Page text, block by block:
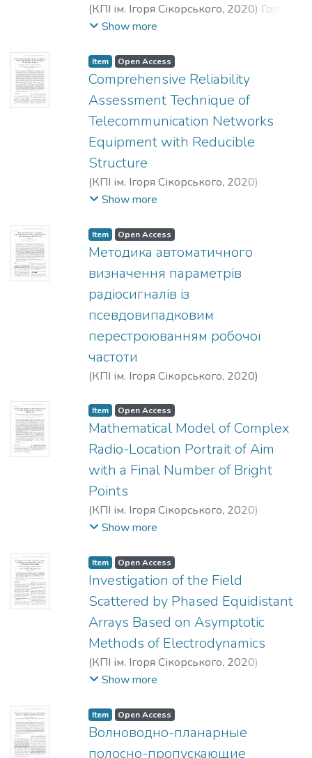
(КПІ ім. Ігоря Сікорського, 2020) Голяка,
Р. Л.;Марусенкова, Т. А.
Show more
Item Open Access
Comprehensive Reliability
Assessment Technique of
Telecommunication Networks
Equipment with Reducible
Structure
(КПІ ім. Ігоря Сікорського, 2020)
Mogylevych, D. I.
Show more
Item Open Access
Методика автоматичного
визначення параметрiв
радiосигналiв iз
псевдовипадковим
перестроюванням робочої
частоти
(КПІ ім. Ігоря Сікорського, 2020)
Item Open Access
Mathematical Model of Complex
Radio-Location Portrait of Aim
with a Final Number of Bright
Points
(КПІ ім. Ігоря Сікорського, 2020)
Shynkaruk, O. M.
Chukanov, A. I.
Show more
Item Open Access
Investigation of the Field
Scattered by Phased Equidistant
Arrays Based on Asymptotic
Methods of Electrodynamics
(КПІ ім. Ігоря Сікорського, 2020)
Sidorchuk, О. L.
Show more
Item Open Access
Волноводно-планарные
полосно-пропускающие